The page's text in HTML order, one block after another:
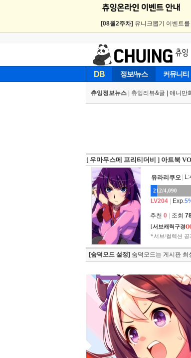
[08월2주차] 유니크뽑기 이벤트
DB 정보/뉴스 커뮤니티
츄잉정보뉴스 츄잉리뷰&글 애니만
[ 우마무스메 프리티더비 ] 아트북
유라리쿠오
212/4,090
LV204 Exp.
추천 0 조회
[서브캐릭구경
*서브/컬렉션 공
[숨덕모드 설정] 숨덕모드는 게시판